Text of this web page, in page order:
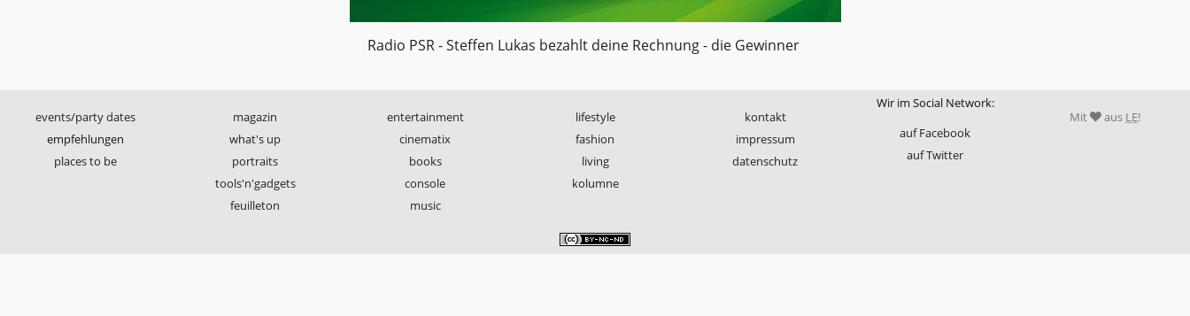
Radio PSR - Steffen Lukas bezahlt deine Rechnung - die Gewinner
events/party dates
empfehlungen
places to be
magazin
what's up
portraits
tools'n'gadgets
feuilleton
entertainment
cinematix
books
console
music
lifestyle
fashion
living
kolumne
kontakt
impressum
datenschutz
Wir im Social Network:
auf Facebook
auf Twitter
Mit aus LE!